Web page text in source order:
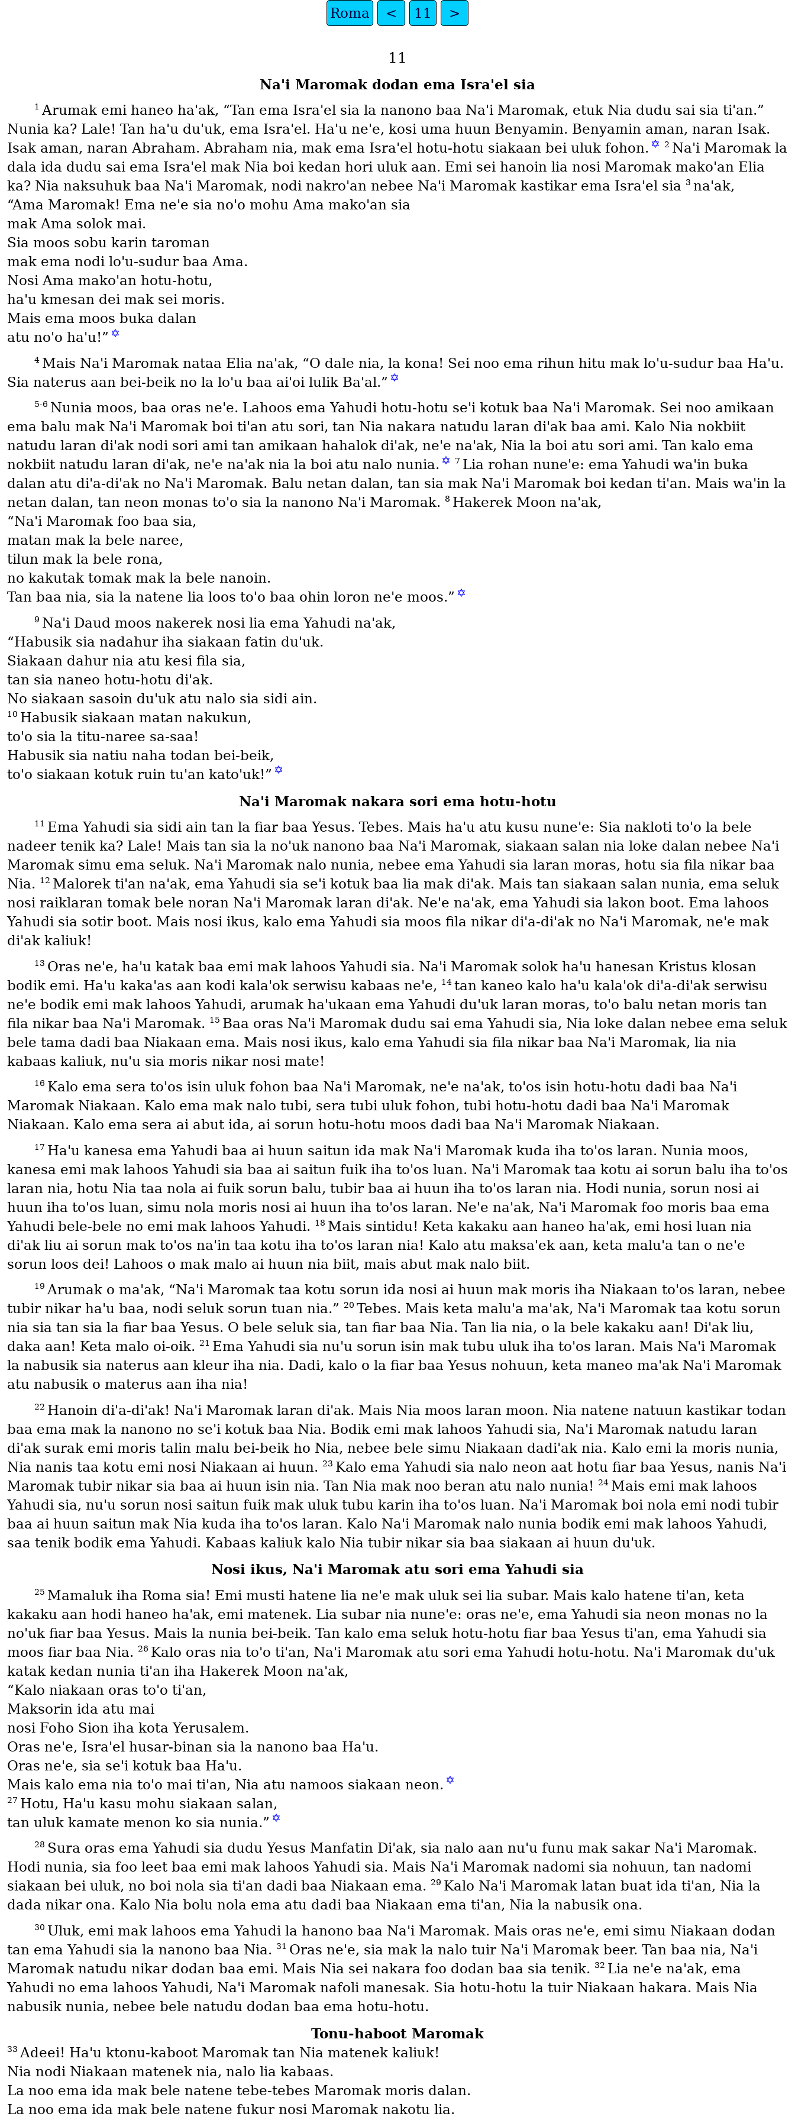
Roma < 11 >
11
Naꞌi Maromak dodan ema Israꞌel sia
1 Arumak emi haneo haꞌak, “Tan ema Israꞌel sia la nanono baa Naꞌi Maromak, etuk Nia dudu sai sia tiꞌan.”
Nunia ka? Lale! Tan haꞌu duꞌuk, ema Israꞌel. Haꞌu neꞌe, kosi uma huun Benyamin. Benyamin aman, naran Isak.
Isak aman, naran Abraham. Abraham nia, mak ema Israꞌel hotu-hotu siakaan bei uluk fohon. ✡ 2 Naꞌi Maromak la
dala ida dudu sai ema Israꞌel mak Nia boi kedan hori uluk aan. Emi sei hanoin lia nosi Maromak makoꞌan Elia
ka? Nia naksuhuk baa Naꞌi Maromak, nodi nakroꞌan nebee Naꞌi Maromak kastikar ema Israꞌel sia
3 naꞌak,
“Ama Maromak! Ema neꞌe sia noꞌo mohu Ama makoꞌan sia
mak Ama solok mai.
Sia moos sobu karin taroman
mak ema nodi loꞌu-sudur baa Ama.
Nosi Ama makoꞌan hotu-hotu,
haꞌu kmesan dei mak sei moris.
Mais ema moos buka dalan
atu noꞌo haꞌu!” ✡
4 Mais Naꞌi Maromak nataa Elia naꞌak, “O dale nia, la kona! Sei noo ema rihun hitu mak loꞌu-sudur baa Haꞌu.
Sia naterus aan bei-beik no la loꞌu baa aiꞌoi lulik Baꞌal.” ✡
5-6 Nunia moos, baa oras neꞌe. Lahoos ema Yahudi hotu-hotu seꞌi kotuk baa Naꞌi Maromak. Sei noo amikaan
ema balu mak Naꞌi Maromak boi tiꞌan atu sori, tan Nia nakara natudu laran diꞌak baa ami. Kalo Nia nokbiit
natudu laran diꞌak nodi sori ami tan amikaan hahalok diꞌak, neꞌe naꞌak, Nia la boi atu sori ami. Tan kalo ema
nokbiit natudu laran diꞌak, neꞌe naꞌak nia la boi atu nalo nunia. ✡ 7 Lia rohan nuneꞌe: ema Yahudi waꞌin buka
dalan atu diꞌa-diꞌak no Naꞌi Maromak. Balu netan dalan, tan sia mak Naꞌi Maromak boi kedan tiꞌan. Mais waꞌin la
netan dalan, tan neon monas toꞌo sia la nanono Naꞌi Maromak. 8 Hakerek Moon naꞌak,
“Naꞌi Maromak foo baa sia,
matan mak la bele naree,
tilun mak la bele rona,
no kakutak tomak mak la bele nanoin.
Tan baa nia, sia la natene lia loos toꞌo baa ohin loron neꞌe moos.” ✡
9 Naꞌi Daud moos nakerek nosi lia ema Yahudi naꞌak,
“Habusik sia nadahur iha siakaan fatin duꞌuk.
Siakaan dahur nia atu kesi fila sia,
tan sia naneo hotu-hotu diꞌak.
No siakaan sasoin duꞌuk atu nalo sia sidi ain.
10 Habusik siakaan matan nakukun,
toꞌo sia la titu-naree sa-saa!
Habusik sia natiu naha todan bei-beik,
toꞌo siakaan kotuk ruin tuꞌan katoꞌuk!” ✡
Naꞌi Maromak nakara sori ema hotu-hotu
11 Ema Yahudi sia sidi ain tan la fiar baa Yesus. Tebes. Mais haꞌu atu kusu nuneꞌe: Sia nakloti toꞌo la bele
nadeer tenik ka? Lale! Mais tan sia la noꞌuk nanono baa Naꞌi Maromak, siakaan salan nia loke dalan nebee Naꞌi
Maromak simu ema seluk. Naꞌi Maromak nalo nunia, nebee ema Yahudi sia laran moras, hotu sia fila nikar baa
Nia. 12 Malorek tiꞌan naꞌak, ema Yahudi sia seꞌi kotuk baa lia mak diꞌak. Mais tan siakaan salan nunia, ema seluk
nosi raiklaran tomak bele noran Naꞌi Maromak laran diꞌak. Neꞌe naꞌak, ema Yahudi sia lakon boot. Ema lahoos
Yahudi sia sotir boot. Mais nosi ikus, kalo ema Yahudi sia moos fila nikar diꞌa-diꞌak no Naꞌi Maromak, neꞌe mak
diꞌak kaliuk!
13 Oras neꞌe, haꞌu katak baa emi mak lahoos Yahudi sia. Naꞌi Maromak solok haꞌu hanesan Kristus klosan
bodik emi. Haꞌu kakaꞌas aan kodi kalaꞌok serwisu kabaas neꞌe,
14 tan kaneo kalo haꞌu kalaꞌok diꞌa-diꞌak serwisu
neꞌe bodik emi mak lahoos Yahudi, arumak haꞌukaan ema Yahudi duꞌuk laran moras, toꞌo balu netan moris tan
fila nikar baa Naꞌi Maromak. 15 Baa oras Naꞌi Maromak dudu sai ema Yahudi sia, Nia loke dalan nebee ema seluk
bele tama dadi baa Niakaan ema. Mais nosi ikus, kalo ema Yahudi sia fila nikar baa Naꞌi Maromak, lia nia
kabaas kaliuk, nuꞌu sia moris nikar nosi mate!
16 Kalo ema sera toꞌos isin uluk fohon baa Naꞌi Maromak, neꞌe naꞌak, toꞌos isin hotu-hotu dadi baa Naꞌi
Maromak Niakaan. Kalo ema mak nalo tubi, sera tubi uluk fohon, tubi hotu-hotu dadi baa Naꞌi Maromak
Niakaan. Kalo ema sera ai abut ida, ai sorun hotu-hotu moos dadi baa Naꞌi Maromak Niakaan.
17 Haꞌu kanesa ema Yahudi baa ai huun saitun ida mak Naꞌi Maromak kuda iha toꞌos laran. Nunia moos,
kanesa emi mak lahoos Yahudi sia baa ai saitun fuik iha toꞌos luan. Naꞌi Maromak taa kotu ai sorun balu iha toꞌos
laran nia, hotu Nia taa nola ai fuik sorun balu, tubir baa ai huun iha toꞌos laran nia. Hodi nunia, sorun nosi ai
huun iha toꞌos luan, simu nola moris nosi ai huun iha toꞌos laran. Neꞌe naꞌak, Naꞌi Maromak foo moris baa ema
Yahudi bele-bele no emi mak lahoos Yahudi. 18 Mais sintidu! Keta kakaku aan haneo haꞌak, emi hosi luan nia
diꞌak liu ai sorun mak toꞌos naꞌin taa kotu iha toꞌos laran nia! Kalo atu maksaꞌek aan, keta maluꞌa tan o neꞌe
sorun loos dei! Lahoos o mak malo ai huun nia biit, mais abut mak nalo biit.
19 Arumak o maꞌak, “Naꞌi Maromak taa kotu sorun ida nosi ai huun mak moris iha Niakaan toꞌos laran, nebee
tubir nikar haꞌu baa, nodi seluk sorun tuan nia.”
20 Tebes. Mais keta maluꞌa maꞌak, Naꞌi Maromak taa kotu sorun
nia sia tan sia la fiar baa Yesus. O bele seluk sia, tan fiar baa Nia. Tan lia nia, o la bele kakaku aan! Diꞌak liu,
daka aan! Keta malo oi-oik. 21 Ema Yahudi sia nuꞌu sorun isin mak tubu uluk iha toꞌos laran. Mais Naꞌi Maromak
la nabusik sia naterus aan kleur iha nia. Dadi, kalo o la fiar baa Yesus nohuun, keta maneo maꞌak Naꞌi Maromak
atu nabusik o materus aan iha nia!
22 Hanoin diꞌa-diꞌak! Naꞌi Maromak laran diꞌak. Mais Nia moos laran moon. Nia natene natuun kastikar todan
baa ema mak la nanono no seꞌi kotuk baa Nia. Bodik emi mak lahoos Yahudi sia, Naꞌi Maromak natudu laran
diꞌak surak emi moris talin malu bei-beik ho Nia, nebee bele simu Niakaan dadiꞌak nia. Kalo emi la moris nunia,
Nia nanis taa kotu emi nosi Niakaan ai huun. 23 Kalo ema Yahudi sia nalo neon aat hotu fiar baa Yesus, nanis Naꞌi
Maromak tubir nikar sia baa ai huun isin nia. Tan Nia mak noo beran atu nalo nunia!
24 Mais emi mak lahoos
Yahudi sia, nuꞌu sorun nosi saitun fuik mak uluk tubu karin iha toꞌos luan. Naꞌi Maromak boi nola emi nodi tubir
baa ai huun saitun mak Nia kuda iha toꞌos laran. Kalo Naꞌi Maromak nalo nunia bodik emi mak lahoos Yahudi,
saa tenik bodik ema Yahudi. Kabaas kaliuk kalo Nia tubir nikar sia baa siakaan ai huun duꞌuk.
Nosi ikus, Naꞌi Maromak atu sori ema Yahudi sia
25 Mamaluk iha Roma sia! Emi musti hatene lia neꞌe mak uluk sei lia subar. Mais kalo hatene tiꞌan, keta
kakaku aan hodi haneo haꞌak, emi matenek. Lia subar nia nuneꞌe: oras neꞌe, ema Yahudi sia neon monas no la
noꞌuk fiar baa Yesus. Mais la nunia bei-beik. Tan kalo ema seluk hotu-hotu fiar baa Yesus tiꞌan, ema Yahudi sia
moos fiar baa Nia. 26 Kalo oras nia toꞌo tiꞌan, Naꞌi Maromak atu sori ema Yahudi hotu-hotu. Naꞌi Maromak duꞌuk
katak kedan nunia tiꞌan iha Hakerek Moon naꞌak,
“Kalo niakaan oras toꞌo tiꞌan,
Maksorin ida atu mai
nosi Foho Sion iha kota Yerusalem.
Oras neꞌe, Israꞌel husar-binan sia la nanono baa Haꞌu.
Oras neꞌe, sia seꞌi kotuk baa Haꞌu.
Mais kalo ema nia toꞌo mai tiꞌan, Nia atu namoos siakaan neon. ✡
27 Hotu, Haꞌu kasu mohu siakaan salan,
tan uluk kamate menon ko sia nunia.” ✡
28 Sura oras ema Yahudi sia dudu Yesus Manfatin Diꞌak, sia nalo aan nuꞌu funu mak sakar Naꞌi Maromak.
Hodi nunia, sia foo leet baa emi mak lahoos Yahudi sia. Mais Naꞌi Maromak nadomi sia nohuun, tan nadomi
siakaan bei uluk, no boi nola sia tiꞌan dadi baa Niakaan ema. 29 Kalo Naꞌi Maromak latan buat ida tiꞌan, Nia la
dada nikar ona. Kalo Nia bolu nola ema atu dadi baa Niakaan ema tiꞌan, Nia la nabusik ona.
30 Uluk, emi mak lahoos ema Yahudi la hanono baa Naꞌi Maromak. Mais oras neꞌe, emi simu Niakaan dodan
tan ema Yahudi sia la nanono baa Nia. 31 Oras neꞌe, sia mak la nalo tuir Naꞌi Maromak beer. Tan baa nia, Naꞌi
Maromak natudu nikar dodan baa emi. Mais Nia sei nakara foo dodan baa sia tenik. 32 Lia neꞌe naꞌak, ema
Yahudi no ema lahoos Yahudi, Naꞌi Maromak nafoli manesak. Sia hotu-hotu la tuir Niakaan hakara. Mais Nia
nabusik nunia, nebee bele natudu dodan baa ema hotu-hotu.
Tonu-haboot Maromak
33 Adeei! Haꞌu ktonu-kaboot Maromak tan Nia matenek kaliuk!
Nia nodi Niakaan matenek nia, nalo lia kabaas.
La noo ema ida mak bele natene tebe-tebes Maromak moris dalan.
La noo ema ida mak bele natene fukur nosi Maromak nakotu lia.